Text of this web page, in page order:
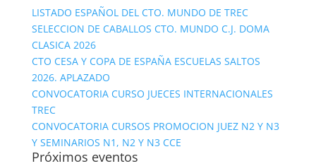
LISTADO ESPAÑOL DEL CTO. MUNDO DE TREC
SELECCION DE CABALLOS CTO. MUNDO C.J. DOMA
CLASICA 2026
CTO CESA Y COPA DE ESPAÑA ESCUELAS SALTOS
2026. APLAZADO
CONVOCATORIA CURSO JUECES INTERNACIONALES
TREC
CONVOCATORIA CURSOS PROMOCION JUEZ N2 Y N3
Y SEMINARIOS N1, N2 Y N3 CCE
Próximos eventos